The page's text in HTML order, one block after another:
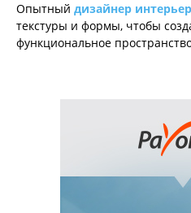
Опытный дизайнер
текстуры и формы, чтобы
функциональное